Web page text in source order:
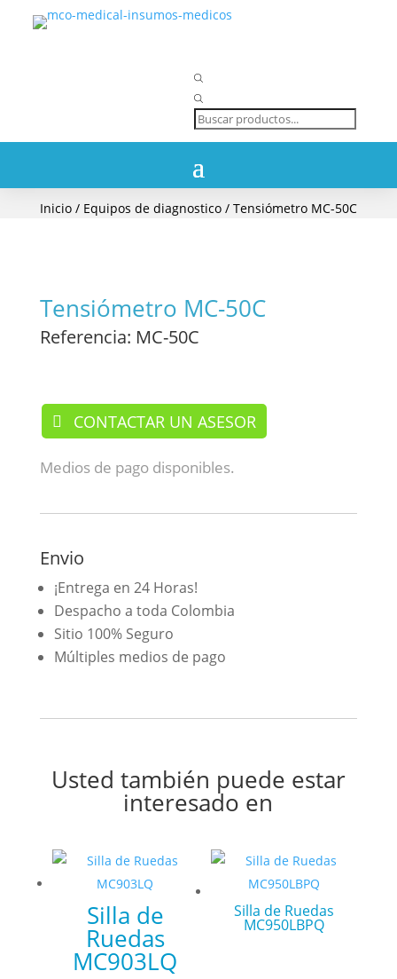
Búsqueda
de
Inicio/ Equipos de diagnostico/ Tensiómetro MC-50C
Tensiómetro MC-50C
Referencia: MC-50C
CONTACTAR UN ASESOR
Medios de pago disponibles.
Envio
¡Entrega en 24 Horas!
Despacho a toda Colombia
Sitio 100% Seguro
Múltiples medios de pago
Usted también puede estar
interesado en
Silla de
Ruedas
MC903LQ
Silla de Ruedas
MC950LBPQ